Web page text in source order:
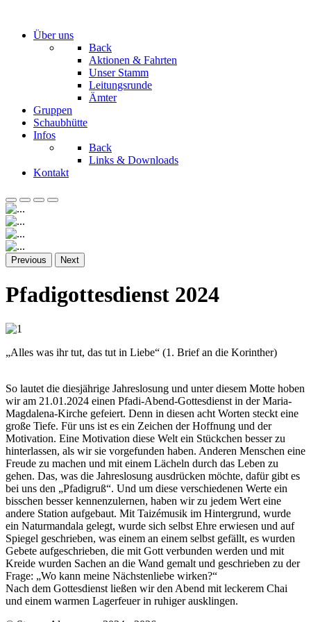
Über uns
Back
Aktionen & Fahrten
Unser Stamm
Leitungsrunde
Ämter
Gruppen
Schaubhütte
Infos
Back
Links & Downloads
Kontakt
Previous Next
Pfadigottesdienst 2024
„Alles was ihr tut, das tut in Liebe“ (1. Brief an die Korinther)
So lautet die diesjährige Jahreslosung und unter diesem Motte hoben
wir am 21.01.2024 einen Pfadi-Abend-Gottesdienst in der Maria-
Magdalena-Kirche gefeiert. Denn in diesen acht Worten steckt eine
große Tiefe. Für uns ist es ein Zeichen der Hoffnung und der
Motivation. Eine Motivation diese Welt ein Stückchen besser zu
hinterlassen, als wir sie vorgefunden haben. Anderen Menschen eine
Freude zu machen und mit einem Lächeln durch das Leben zu
gehen. Das, was die Jahreslosung ausdrücken möchte, dafür gibt es
bei uns den „Pfadigruß“. Und um diese verschiedenen Werte ein
bisschen besser kennenzulernen, haben wir zu jedem Wert eine
andere Station aufgebaut. Mit Taizémusik im Hintergrund, wurde
ein Naturmandala gelegt, wurde sich selbst Ehre erwiesen und auf
Spiegel geschrieben, was einem an einem selbst gefällt, es wurden
Gebete aufgeschrieben, die mit Gott verbunden werden und mit
Kreide wurden Sachen an die Wand gemalt und geschrieben zu der
Frage: „Wo kann meine Nächstenliebe wirken?“
Nach dem Gottesdienst ließen wir den Abend mit leckerem Chai
und einem warmen Lagerfeuer in ruhiger ausklingen.